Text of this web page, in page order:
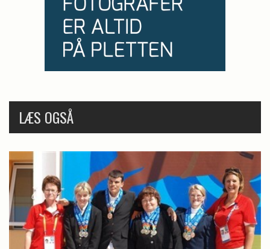
LÆS OGSÅ